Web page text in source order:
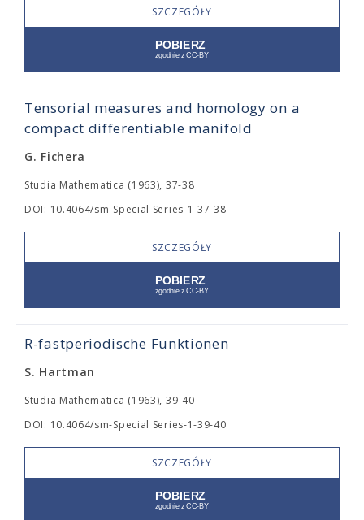
SZCZEGÓŁY
Tensorial measures and homology on a
compact differentiable manifold
G. Fichera
Studia Mathematica (1963), 37-38
DOI: 10.4064/sm-Special Series-1-37-38
SZCZEGÓŁY
R-fastperiodische Funktionen
S. Hartman
Studia Mathematica (1963), 39-40
DOI: 10.4064/sm-Special Series-1-39-40
SZCZEGÓŁY